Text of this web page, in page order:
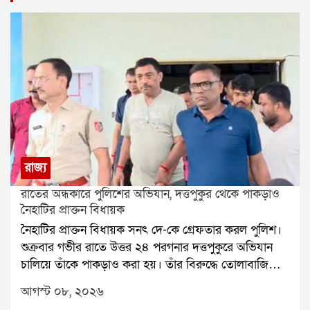
রাজ্য
রাতের অন্ধকারে পুলিশের অভিযান, দত্তপুকুর থেকে পাকড়াও
নৈহাটির প্রাক্তন বিধায়ক
নৈহাটির প্রাক্তন বিধায়ক সনৎ দে-কে গ্রেফতার করল পুলিশ।
শুক্রবার গভীর রাতে উত্তর ২৪ পরগনার দত্তপুকুরে অভিযান
চালিয়ে তাঁকে পাকড়াও করা হয়। তাঁর বিরুদ্ধে তোলাবাজি
এবং ভোট পরবর্তী হিংসার অভিযোগ রয়েছে বলে পুলিশ সূত্রে
জানা গিয়েছে। শনিবার তাঁকে বারাকপুর আদালতে তোলা
আগস্ট ০৮, ২০২৬